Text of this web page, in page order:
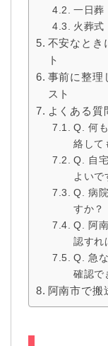
一日葬
火葬式
不安なとき
ト
事前に整理
スト
よくある質
Q. 何
絡して
Q. 自
よいで
Q. 病
すか？
Q. 阿
認すれ
Q. 急
確認で
阿南市で搬